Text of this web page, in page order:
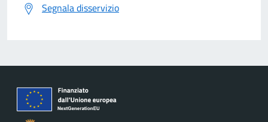
Segnala disservizio